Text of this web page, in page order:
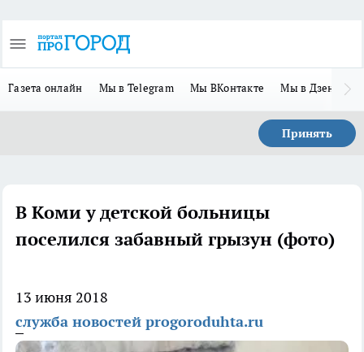
Газета онлайн Мы в Telegram Мы ВКонтакте Мы в Дзене
Принять
В Коми у детской больницы
поселился забавный грызун (фото)
13 июня 2018
служба новостей progoroduhta.ru